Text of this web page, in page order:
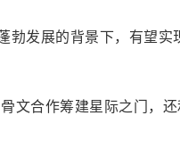
勃发展的背景下，有望实
文合作筹建星际之门，